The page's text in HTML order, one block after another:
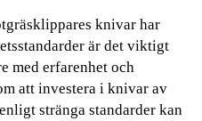
knivar har
är det viktigt
med erfarenhet och
att investera i knivar av
stränga standarder kan